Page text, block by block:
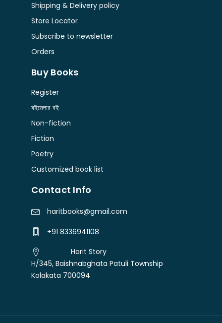
Shipping & Delivery policy
Store Locator
Subscribe to newsletter
Orders
Buy Books
Register
বইমেলার বই
Non-fiction
Fiction
Poetry
Customized book list
Contact Info
haritbooks@gmail.com
+91 8336941108
Harit Story
H/345, Baishnabghata Patuli Township
Kolakata 700094